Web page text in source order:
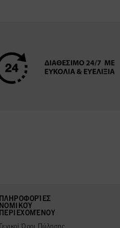
ΠΛΗΡΟΦΟΡΊΕΣ
ΝΟΜΙΚΟΎ
ΠΕΡΙΕΧΟΜΈΝΟΥ
Γενικοί Όροι Πώλησης